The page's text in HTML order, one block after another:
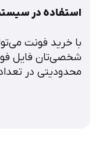
استفاده در
با خرید فونت
شخصی‌تان فایل
محدودیتی در